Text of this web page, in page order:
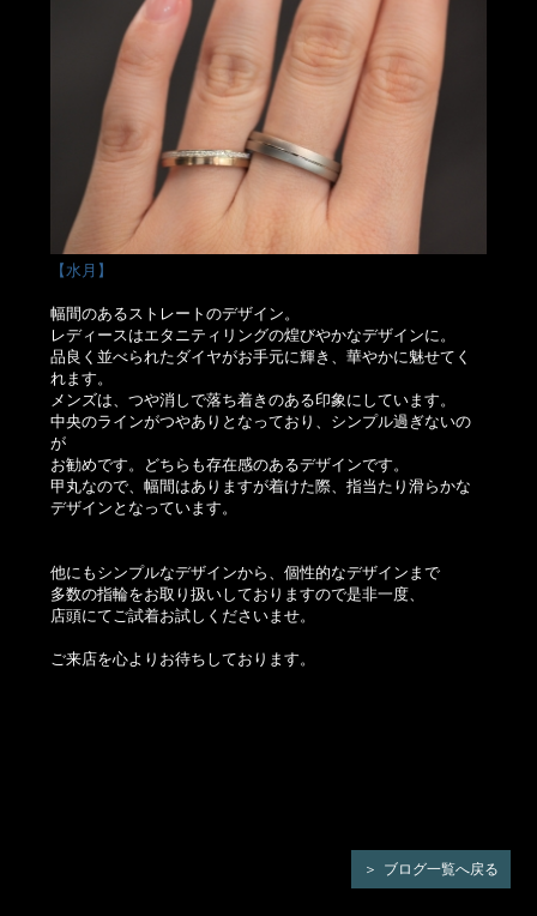
【水月】
幅間のあるストレートのデザイン。
レディースはエタニティリングの煌びやかなデザインに。
品良く並べられたダイヤがお手元に輝き、華やかに魅せてく
れます。
メンズは、つや消しで落ち着きのある印象にしています。
中央のラインがつやありとなっており、シンプル過ぎないの
が
お勧めです。どちらも存在感のあるデザインです。
甲丸なので、幅間はありますが着けた際、指当たり滑らかな
デザインとなっています。
他にもシンプルなデザインから、個性的なデザインまで
多数の指輪をお取り扱いしておりますので是非一度、
店頭にてご試着お試しくださいませ。
ご来店を心よりお待ちしております。
ブログ一覧へ戻る